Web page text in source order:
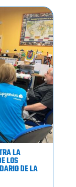
LA
LOS
DE LA